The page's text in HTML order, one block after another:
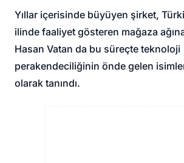
Yıllar içerisinde büyüyen şirket,
ilinde faaliyet gösteren mağaza
Hasan Vatan da bu süreçte teknoloji
perakendeciliğinin önde gelen
olarak tanındı.